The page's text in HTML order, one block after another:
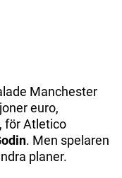
Manchester
euro,
för Atletico
. Men spelaren
planer.